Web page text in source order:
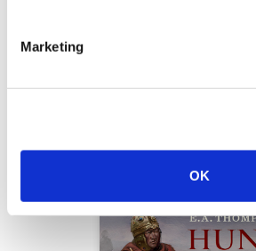
Marketing
OK
Thierry Wolton,Lumea